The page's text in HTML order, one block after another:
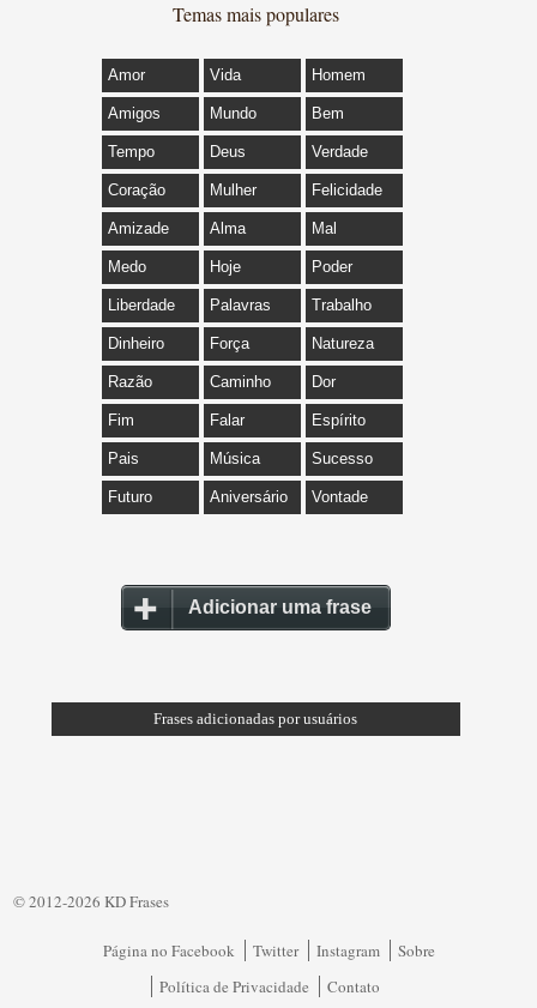
Temas mais populares
Amor Vida Homem
Amigos Mundo Bem
Tempo Deus Verdade
Coração Mulher Felicidade
Amizade Alma Mal
Medo Hoje Poder
Liberdade Palavras Trabalho
Dinheiro Força Natureza
Razão Caminho Dor
Fim Falar Espírito
Pais Música Sucesso
Futuro Aniversário Vontade
Adicionar uma frase
Frases adicionadas por usuários
© 2012-2026 KD Frases
Página no Facebook Twitter Instagram
Sobre
Política de Privacidade
Contato